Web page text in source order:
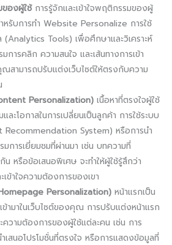
ของผู้ใช้การรู้จักและเข้าใจพฤติกรรมของผู้
หรับการทำ Website Personalize การใช้
(Analytics Tools) เพื่อศึกษาและวิเคราะห์
ารคลิก ความสนใจ และเส้นทางการเข้า
สามารถปรับแต่งเว็บไซต์ให้ตรงกับความ
Personalization) เนื้อหาที่ตรงใจผู้ใช้
ละโอกาสในการเปลี่ยนเป็นลูกค้า การใช้ระบบ
Recommendation System) หรือการนำ
การเยี่ยมชมที่ผ่านมา เช่น บทความที่
หรือข้อเสนอพิเศษ จะทำให้ผู้ใช้รู้สึกว่า
ข้าใจความต้องการของเขา
Personalization) หน้าแรกเป็น
ข้ามาในเว็บไซต์ของคุณ การปรับแต่งหน้าแรก
ความต้องการของผู้ใช้แต่ละคน เช่น การ
เสนอโปรโมชั่นที่ตรงใจ หรือการแสดงข้อมูลที่